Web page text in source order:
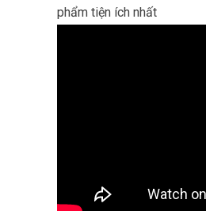
phẩm tiện ích nhất